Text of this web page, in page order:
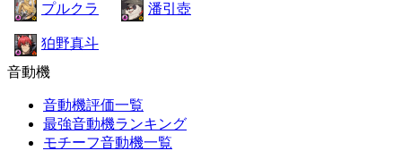
プルクラ 潘引壺
狛野真斗
音動機
音動機評価一覧
最強音動機ランキング
モチーフ音動機一覧